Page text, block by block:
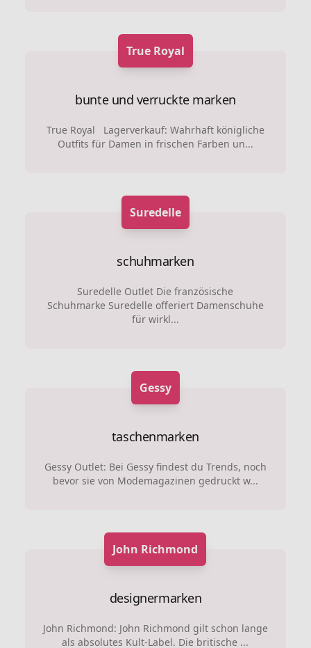
True Royal
bunte und verruckte marken
True Royal Lagerverkauf: Wahrhaft königliche
Outfits für Damen in frischen Farben un...
Suredelle
schuhmarken
Suredelle Outlet Die französische
Schuhmarke Suredelle offeriert Damenschuhe
für wirkl...
Gessy
taschenmarken
Gessy Outlet: Bei Gessy findest du Trends, noch
bevor sie von Modemagazinen gedruckt w...
John Richmond
designermarken
John Richmond: John Richmond gilt schon lange
als absolutes Kult-Label. Die britische ...